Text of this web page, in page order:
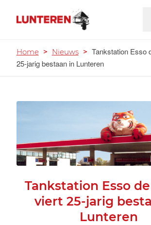
Home > Nieuws > Tankstation Esso
25-jarig bestaan in Lunteren
Tankstation Esso
viert 25-jarig
Lunteren